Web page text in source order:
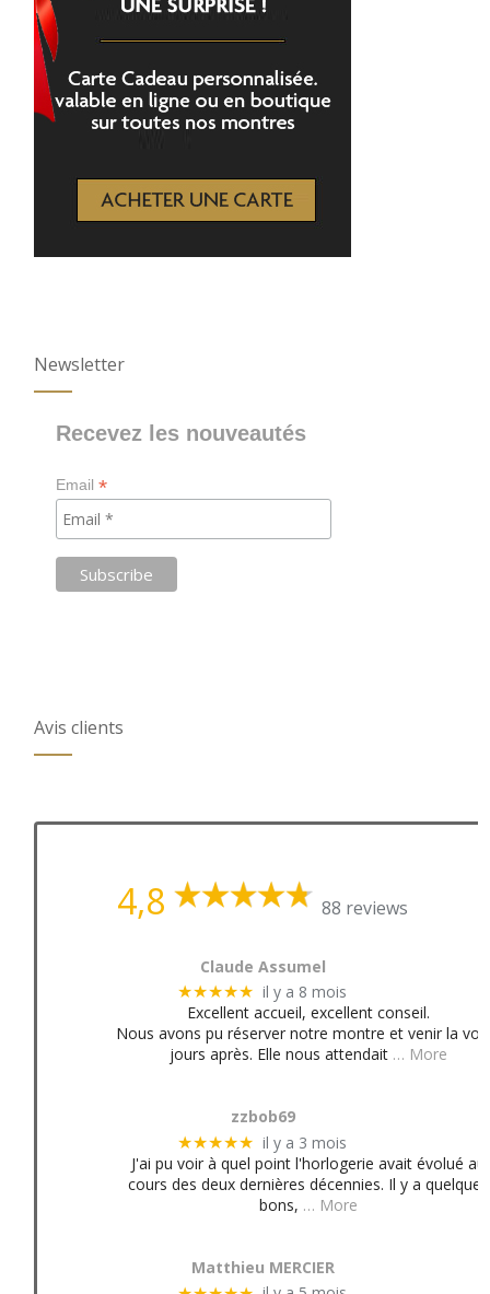
Newsletter
Recevez les nouveautés
Email*
Avis clients
4,8 88 reviews
Claude Assumel
★★★★★ il y a 8 mois
Excellent accueil, excellent conseil.
Nous avons pu réserver notre montre et venir la
jours après. Elle nous attendait … More
zzbob69
★★★★★ il y a 3 mois
J'ai pu voir à quel point l'horlogerie avait évolué au
cours des deux dernières décennies. Il y a quelques
bons, … More
Matthieu MERCIER